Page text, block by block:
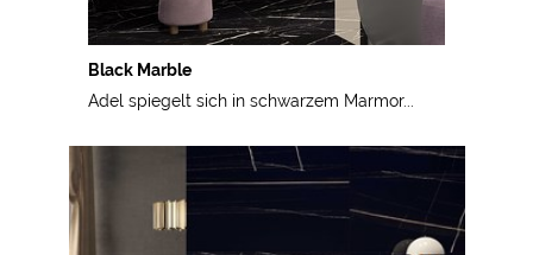
Black Marble
Adel spiegelt sich in schwarzem Marmor...